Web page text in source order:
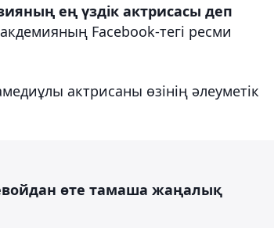
ең үздік актрисасы деп
Facebook-тегі ресми
актрисаны өзінің әлеуметік
өте тамаша жаңалық